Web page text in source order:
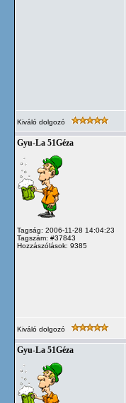
Kiváló dolgozó
Gyu-La 51Géza
Tagság: 2006-11-28 14:04:23
Tagszám: #37843
Hozzászólások: 9385
Kiváló dolgozó
Gyu-La 51Géza